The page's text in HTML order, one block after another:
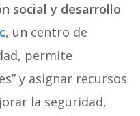
social y desarrollo
, un centro de
permite
y asignar recursos
la seguridad,